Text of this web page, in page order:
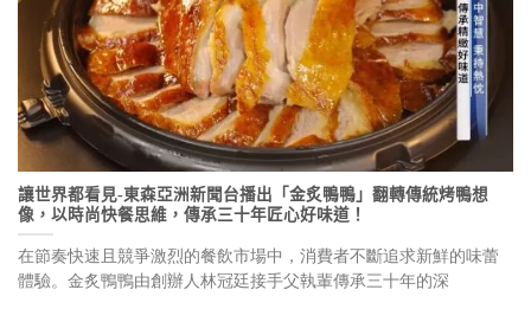
讓世界都看見-東森亞洲新聞台播出「金炙鴨鴨」翻轉傳統烤鴨想
像，以時尚快餐思維，傳承三十年匠心好味道！
在節奏快速且競爭激烈的餐飲市場中，消費者不斷追求新鮮的味蕾
體驗。金炙鴨鴨由創辦人林冠廷接手父執輩傳承三十年的深